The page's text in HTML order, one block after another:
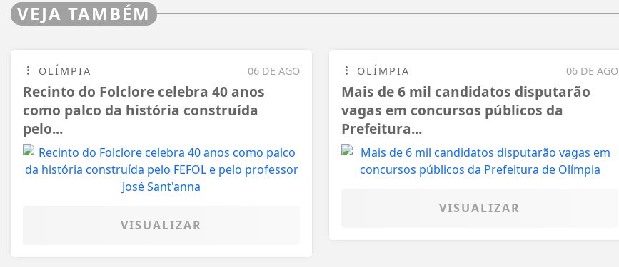
VEJA TAMBÉM
06 DE AGO
OLÍMPIA
Recinto do Folclore celebra 40 anos
como palco da história construída
pelo...
VISUALIZAR
06 DE AGO
OLÍMPIA
Mais de 6 mil candidatos disputarão
vagas em concursos públicos da
Prefeitura...
VISUALIZAR